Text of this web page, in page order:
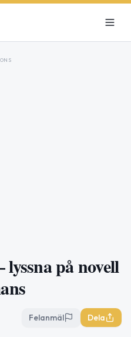
lyssna på novell
Felanmäl Dela